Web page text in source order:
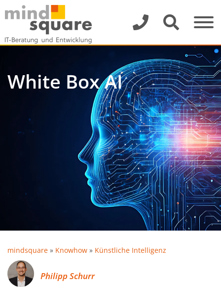
White Box AI
mindsquare » Knowhow » Künstliche Intelligenz
Philipp Schurr